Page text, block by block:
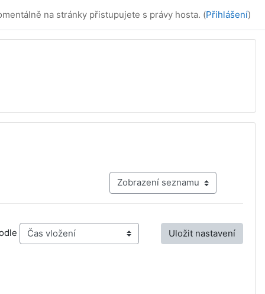
na stránky přistupujete s právy hosta. (Přihlášení)
Terciální navigace v režimu